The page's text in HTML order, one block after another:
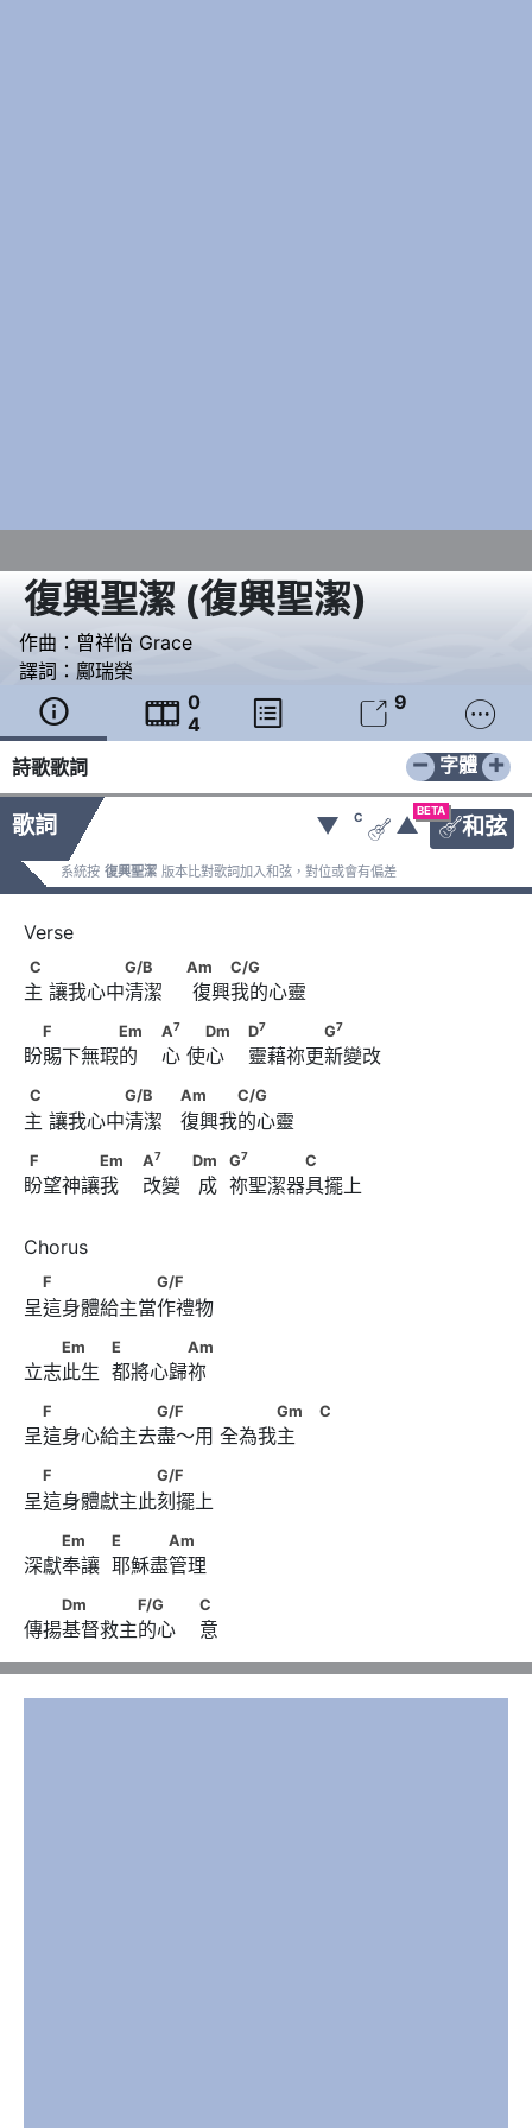
復興聖潔(復興聖潔)
作曲： 曾祥怡 Grace
譯詞： 鄺瑞榮
  0
4
  9 
詩歌歌詞 − +
字體
歌詞
BETA
和弦
▼ C
 ▲
系統按 復興聖潔 版本比對歌詞加入和弦，對位或會有偏差
C　      　　　　G/B　　                        Am
C/G
C G/B Am C/G
主 讓我心中清潔     復興我的心靈
F　　　　Em　                        A7 Dm
D G7
F Em A7 Dm D7 G7
盼賜下無瑕的    心 使心    靈藉祢更新變改
C　      　　　　G/B　　                  Am　　　C/G
C G/B Am C/G
主 讓我心中清潔   復興我的心靈
F　　　　Em　                        A7
Dm      　            G7 C
F Em A7 Dm G7 C
盼望神讓我    改變   成  祢聖潔器具擺上
F　　　　　　G/F
F G/F
呈這身體給主當作禮物
Em　　            E　　　　Am
Em E Am
立志此生  都將心歸祢
F　　　　　　G/F　 　      　　　Gm
C
F G/F Gm C
呈這身心給主去盡～用 全為我主
F　　　　　　G/F
F G/F
呈這身體獻主此刻擺上
Em　　            E　　　Am
Em E Am
深獻奉讓  耶穌盡管理
Dm　　　　F/G　　                        C
Dm F/G C
傳揚基督救主的心    意